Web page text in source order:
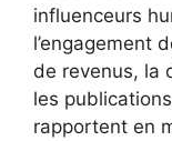
influenceurs
l’engagement
de revenus, la
les
rapportent en